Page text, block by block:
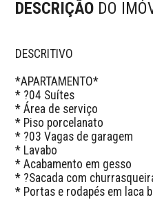
DESCRIÇÃO DO
DESCRITIVO
*APARTAMENTO*
* ?04 Suítes
* Área de serviço
* Piso porcelanato
* ?03 Vagas de garagem
* Lavabo
* Acabamento em gesso
* ?Sacada com
* Portas e rodapés em laca